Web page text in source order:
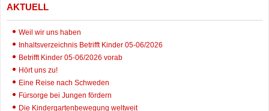
AKTUELL
Weil wir uns haben
Inhaltsverzeichnis Betrifft Kinder 05-06/2026
Betrifft Kinder 05-06/2026 vorab
Hört uns zu!
Eine Reise nach Schweden
Fürsorge bei Jungen fördern
Die Kindergartenbewegung weltweit